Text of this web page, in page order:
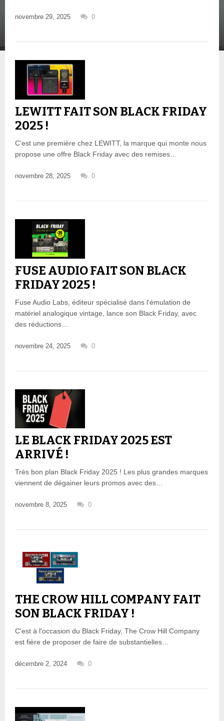
novembre 29, 2025 0
LEWITT FAIT SON BLACK FRIDAY
2025 !
C'est une première chez LEWITT, la marque qui monte nous
propose une offre Black Friday avec des remises…
novembre 28, 2025 0
FUSE AUDIO FAIT SON BLACK
FRIDAY 2025 !
Fuse Audio Labs, éditeur spécialisé dans l'émulation de
matériel analogique vintage, lance son Black Friday, avec
des réductions…
novembre 24, 2025 0
LE BLACK FRIDAY 2025 EST
ARRIVÉ !
Très bon plan Black Friday 2025 ! Les plus grandes marques
viennent de dégainer leurs promos avec des…
novembre 8, 2025 0
THE CROW HILL COMPANY FAIT
SON BLACK FRIDAY !
C'est à l'occasion du Black Friday, The Crow Hill Company
est fière de proposer de faire de substantielles…
décembre 2, 2024 0